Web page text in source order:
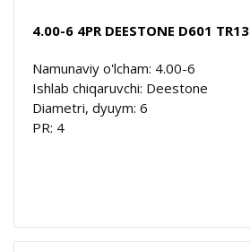
4.00-6 4PR DEESTONE D601 TR13
Namunaviy o'lcham: 4.00-6
Ishlab chiqaruvchi: Deestone
Diametri, dyuym: 6
PR: 4